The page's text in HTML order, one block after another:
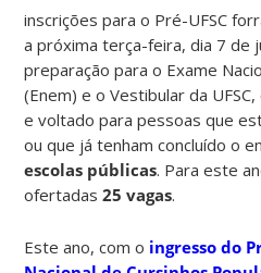
inscrições para o Pré-UFSC
a próxima terça-feira, dia 7 de
preparação para o Exame
(Enem) e o Vestibular da
e voltado para pessoas que
ou que já tenham concluído o
escolas públicas. Para este
ofertadas25 vagas.
Este ano, com o ingresso do